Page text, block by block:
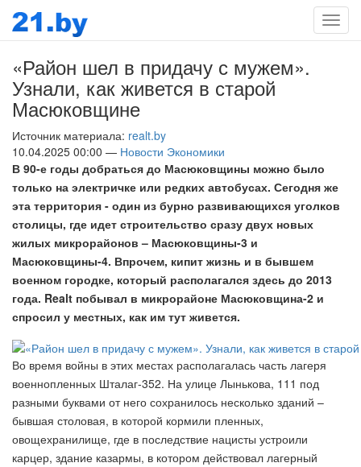
Меню
«Район шел в придачу с мужем».
Узнали, как живется в старой
Масюковщине
Источник материала: realt.by
10.04.2025 00:00 — Новости Экономики
В 90-е годы добраться до Масюковщины можно было
только на электричке или редких автобусах. Сегодня же
эта территория - один из бурно развивающихся уголков
столицы, где идет строительство сразу двух новых
жилых микрорайонов – Масюковщины-3 и
Масюковщины-4. Впрочем, кипит жизнь и в бывшем
военном городке, который располагался здесь до 2013
года. Realt побывал в микрорайоне Масюковщина-2 и
спросил у местных, как им тут живется.
Во время войны в этих местах располагалась часть лагеря
военнопленных Шталаг-352. На улице Лынькова, 111 под
разными буквами от него сохранилось несколько зданий –
бывшая столовая, в которой кормили пленных,
овощехранилище, где в последствие нацисты устроили
карцер, здание казармы, в котором действовал лагерный